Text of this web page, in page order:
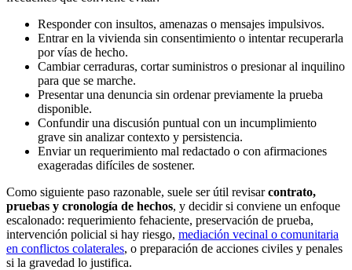
Responder con insultos, amenazas o mensajes impulsivos.
Entrar en la vivienda sin consentimiento o intentar recuperarla
por vías de hecho.
Cambiar cerraduras, cortar suministros o presionar al inquilino
para que se marche.
Presentar una denuncia sin ordenar previamente la prueba
disponible.
Confundir una discusión puntual con un incumplimiento
grave sin analizar contexto y persistencia.
Enviar un requerimiento mal redactado o con afirmaciones
exageradas difíciles de sostener.
Como siguiente paso razonable, suele ser útil revisarcontrato,
pruebas y cronología de hechos, y decidir si conviene un enfoque
escalonado: requerimiento fehaciente, preservación de prueba,
intervención policial si hay riesgo, mediación vecinal o comunitaria
en conflictos colaterales, o preparación de acciones civiles y penales
si la gravedad lo justifica.